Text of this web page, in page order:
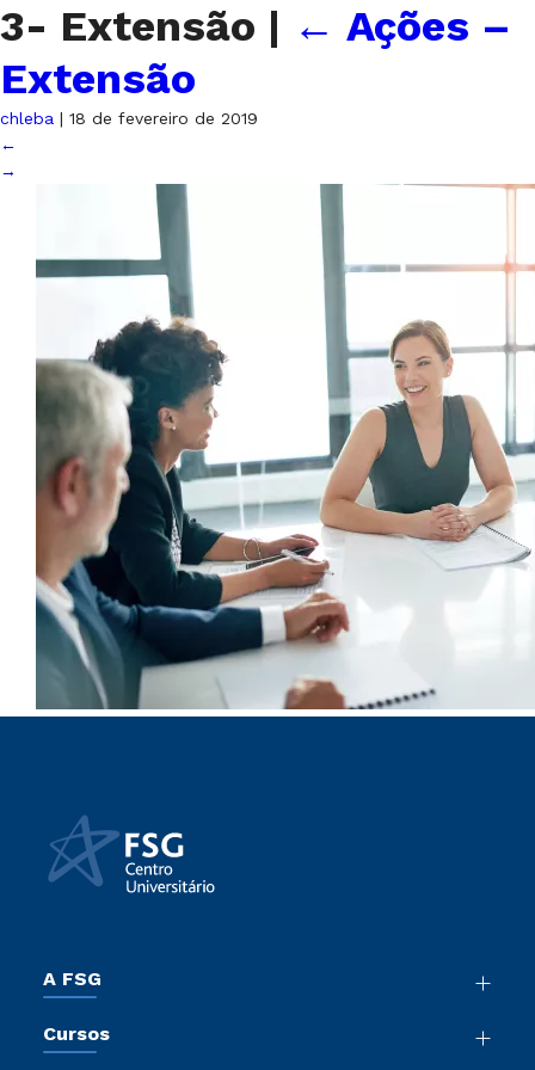
3- Extensão | ← Ações –
Extensão
chleba | 18 de fevereiro de 2019
←
→
A FSG
Sala de Imprensa
Cursos